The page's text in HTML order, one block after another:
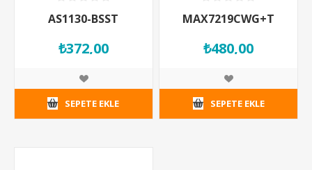
AS1130-BSST
₺372,00
SEPETE EKLE
MAX7219CWG+T
₺480,00
SEPETE EKLE